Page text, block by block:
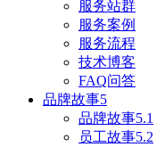
服务站群
服务案例
服务流程
技术博客
FAQ问答
品牌故事5
品牌故事5.1
员工故事5.2